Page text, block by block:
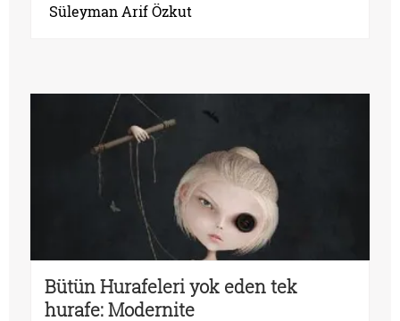
Süleyman Arif Özkut
Bütün Hurafeleri yok eden tek
hurafe: Modernite